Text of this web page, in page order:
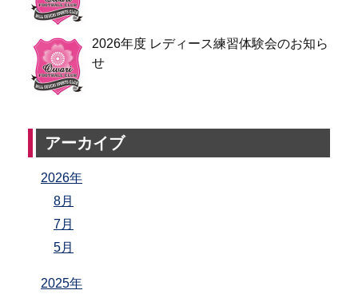
2026年度 レディース練習体験会のお知ら
せ
アーカイブ
2026年
8月
7月
5月
2025年